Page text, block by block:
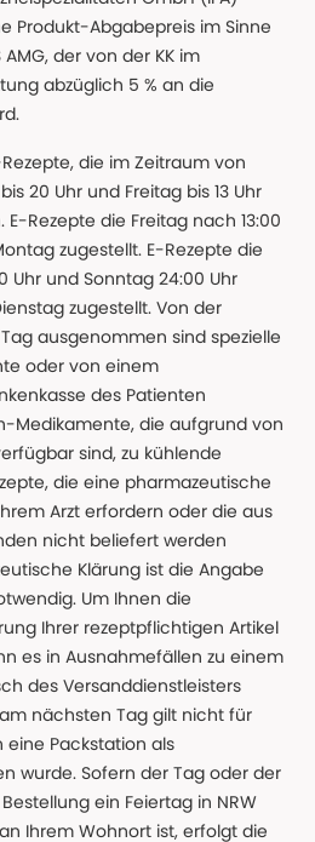
Produkt-Abgabepreis im Sinne
AMG, der von der KK im
abzüglich 5 % an die
die im Zeitraum von
20 Uhr und Freitag bis 13 Uhr
Rezepte die Freitag nach 13:00
zugestellt. E-Rezepte die
Uhr und Sonntag 24:00 Uhr
zugestellt. Von der
ausgenommen sind spezielle
oder von einem
des Patienten
Medikamente, die aufgrund von
sind, zu kühlende
die eine pharmazeutische
Arzt erfordern oder die aus
nicht beliefert werden
Klärung ist die Angabe
Um Ihnen die
Ihrer rezeptpflichtigen Artikel
es in Ausnahmefällen zu einem
des Versanddienstleisters
nächsten Tag gilt nicht für
eine Packstation als
wurde. Sofern der Tag oder der
ein Feiertag in NRW
Ihrem Wohnort ist, erfolgt die